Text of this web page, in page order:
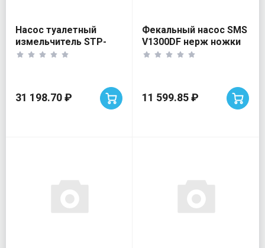
Насос туалетный
измельчитель STP-
800 режущ.мех-зм
31 198.70 ₽
Фекальный насос SMS
V1300DF нерж ножки
11 599.85 ₽